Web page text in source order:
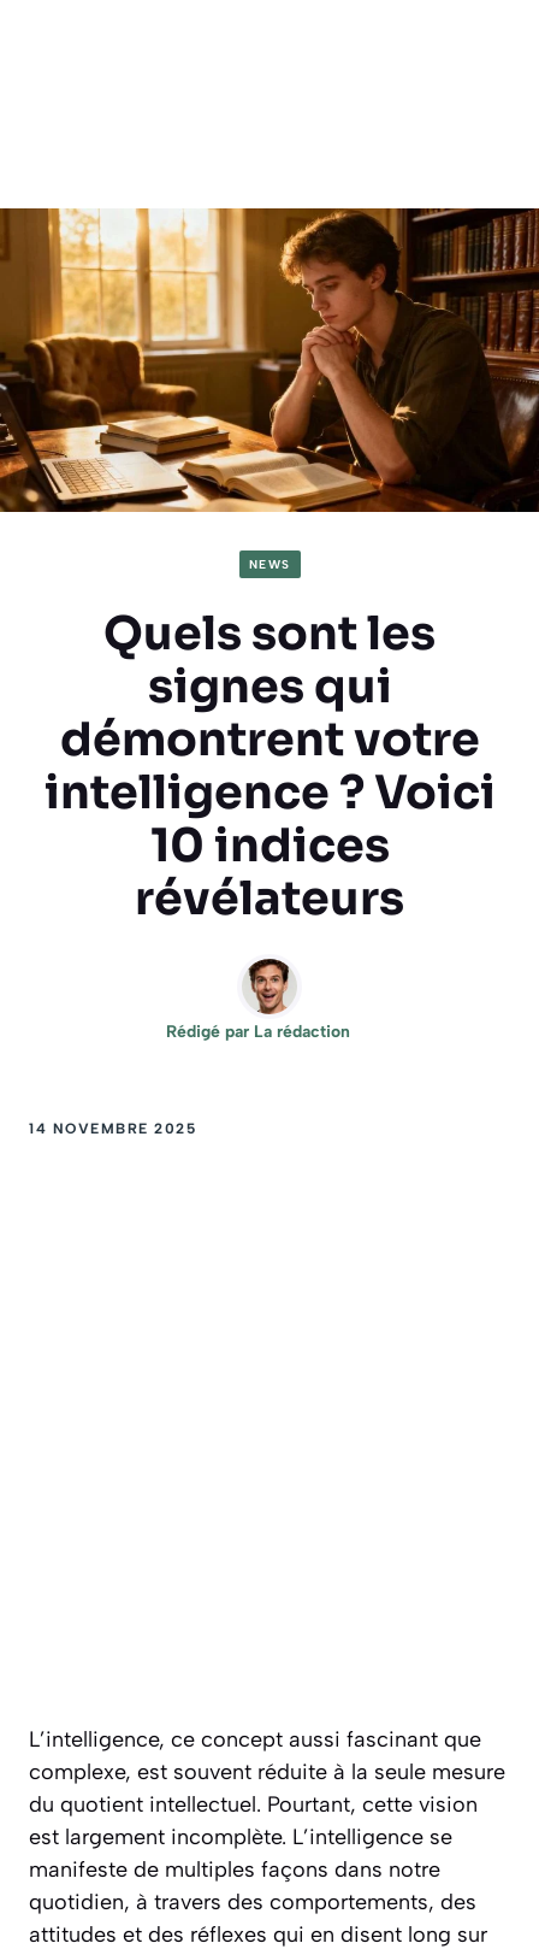
NEWS
Quels sont les
signes qui
démontrent votre
intelligence ? Voici
10 indices
révélateurs
Rédigé par La rédaction
14 NOVEMBRE 2025
L’intelligence, ce concept aussi fascinant que
complexe, est souvent réduite à la seule mesure
du quotient intellectuel. Pourtant, cette vision
est largement incomplète. L’intelligence se
manifeste de multiples façons dans notre
quotidien, à travers des comportements, des
attitudes et des réflexes qui en disent long sur